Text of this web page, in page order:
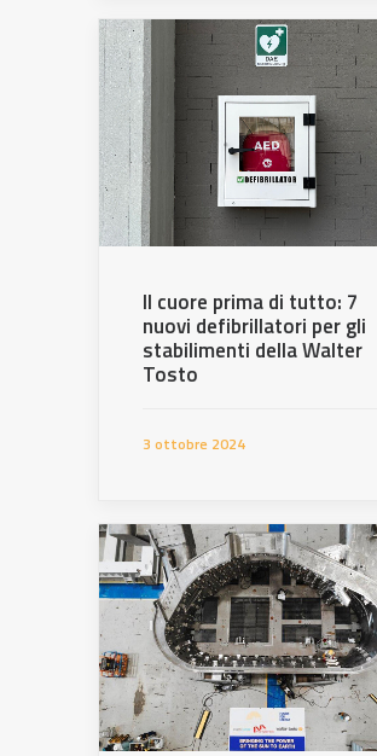
Il cuore prima di tutto: 7
nuovi defibrillatori per gli
stabilimenti della Walter
Tosto
3 ottobre 2024